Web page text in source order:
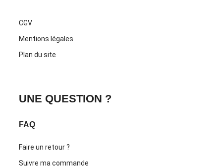
CGV
Mentions légales
Plan du site
UNE QUESTION ?
FAQ
Faire un retour ?
Suivre ma commande